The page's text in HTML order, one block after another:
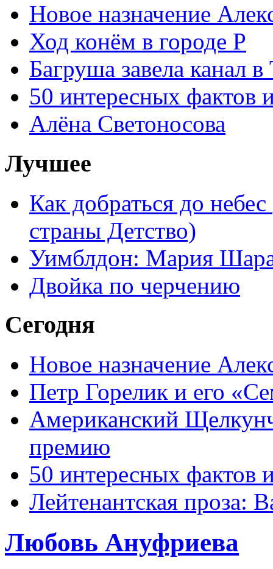
Новое назначение
Ход конём в городе Р
Багруша завела канал в
50 интересных фактов
Алёна Светоносова
Лучшее
Как добраться до
страны Детство)
Уимблдон: Мария
Двойка по черчению
Сегодня
Новое назначение
Петр Горелик и его
Американский
премию
50 интересных фактов
Лейтенантская проза:
Любовь Ануфриева